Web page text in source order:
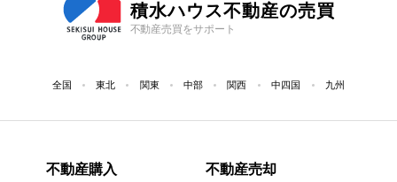
積水ハウス不動産の売買
不動産売買をサポート
全国 東北 関東 中部 関西 中四国 九州
不動産購入 不動産売却